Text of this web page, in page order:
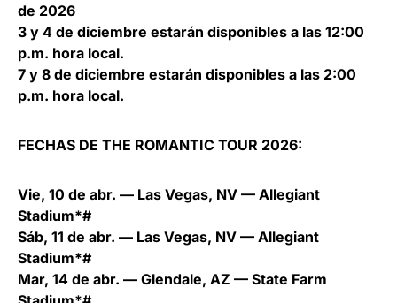
de 2026
3 y 4 de diciembre estarán disponibles a las 12:00
p.m. hora local.
7 y 8 de diciembre estarán disponibles a las 2:00
p.m. hora local.
FECHAS DE THE ROMANTIC TOUR 2026:
Vie, 10 de abr. — Las Vegas, NV — Allegiant
Stadium*#
Sáb, 11 de abr. — Las Vegas, NV — Allegiant
Stadium*#
Mar, 14 de abr. — Glendale, AZ — State Farm